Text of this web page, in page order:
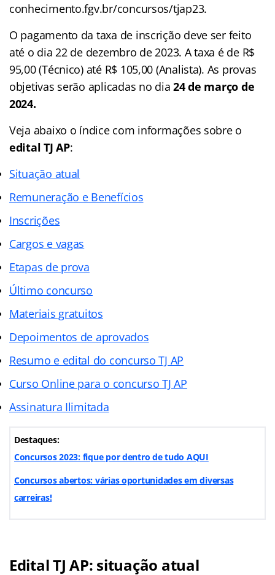
conhecimento.fgv.br/concursos/tjap23.
O pagamento da taxa de inscrição deve ser feito
até o dia 22 de dezembro de 2023. A taxa é de R$
95,00 (Técnico) até R$ 105,00 (Analista). As provas
objetivas serão aplicadas no dia24 de março de
2024.
Veja abaixo o índicecom informações sobre o
edital TJ AP:
Situação atual
Remuneração e Benefícios
Inscrições
Cargos e vagas
Etapas de prova
Último concurso
Materiais gratuitos
Depoimentos de aprovados
Resumo e edital do concurso TJ AP
Curso Online para o concurso TJ AP
Assinatura Ilimitada
Destaques:
Concursos 2023: fique por dentro de tudo AQUI
Concursos abertos: várias oportunidades em diversas
carreiras!
Edital TJ AP: situação atual